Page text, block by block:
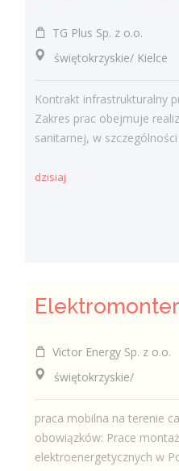
TG Plus Sp. z o.o.
świętokrzyskie/ Kielce
Kontrakt infrastrukturalny
Zakres prac obejmuje
sanitarnej, w
dzisiaj
Victor Energy Sp. z o.o.
świętokrzyskie/
praca mobilna na terenie
obowiązków: Prace
elektroenergetycznych w